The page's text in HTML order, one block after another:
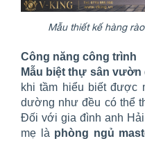
Mẫu thiết kế hàng
Công năng công trình
Mẫu biệt thự sân vườn
khi tầm hiểu biết
dường như đều có thể
Đối với gia đình anh
mẹ là phòng ngủ